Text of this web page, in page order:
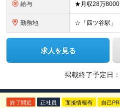
給与
勤務地
求人を見る
掲載終了予定日：
終了間近 正社員 面接情報有 自己